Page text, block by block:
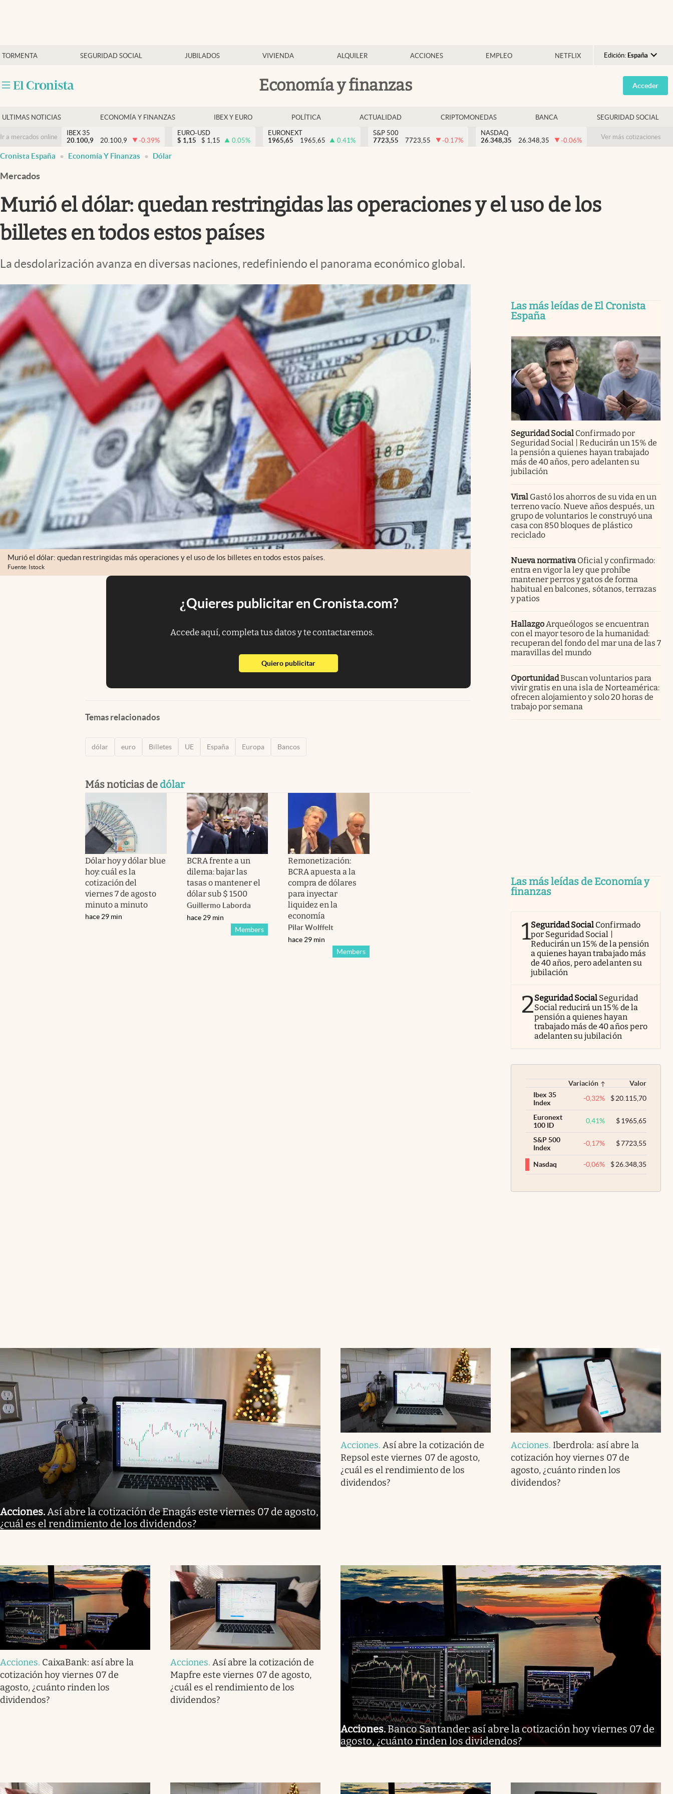
TORMENTA SEGURIDAD SOCIAL JUBILADOS VIVIENDA ALQUILER ACCIONES EMPLEO NETFLIX Edición: España
Argentina
España
USA
Colombia
Economía y finanzas
Economía y finanzas
Criptomonedas
Acceder
ULTIMAS NOTICIAS ECONOMÍA Y FINANZAS IBEX Y EURO POLÍTICA ACTUALIDAD CRIPTOMONEDAS BANCA SEGURIDAD SOCIAL
Ir a mercados online
IBEX 35
20.100,9
20.100,9 -0.39%
EURO-USD
$ 1,15 $ 1,15 0.05%
EURONEXT
1965,65
1965,65 0.41%
S&P 500
7723,55
7723,55 -0.17%
NASDAQ
26.348,35
26.348,35 -0.06% Ver más cotizaciones
Cronista España Economía Y Finanzas Dólar
Mercados
Murió el dólar: quedan restringidas las operaciones y el uso de los
billetes en todos estos países
La desdolarización avanza en diversas naciones, redefiniendo el panorama económico global.
Murió el dólar: quedan restringidas más operaciones y el uso de los billetes en todos estos países.
Fuente: Istock
¿Quieres publicitar en Cronista.com?
Accede aquí, completa tus datos y te contactaremos.
Quiero publicitarabre en nueva pestaña
Temas relacionados
dólar euro Billetes UE España Europa Bancos
Más noticias de dólar
Dólar hoy y dólar blue
hoy: cuál es la
cotización del
viernes 7 de agosto
minuto a minuto
hace 29 min
BCRA frente a un
dilema: bajar las
tasas o mantener el
dólar sub $ 1500
Guillermo Laborda
Members
hace 29 min
Remonetización:
BCRA apuesta a la
compra de dólares
para inyectar
liquidez en la
economía
Pilar Wolffelt
Members
hace 29 min
Las más leídas de El Cronista
España
Seguridad Social Confirmado por
Seguridad Social | Reducirán un 15% de
la pensión a quienes hayan trabajado
más de 40 años, pero adelanten su
jubilación
Viral Gastó los ahorros de su vida en un
terreno vacío. Nueve años después, un
grupo de voluntarios le construyó una
casa con 850 bloques de plástico
reciclado
Nueva normativa Oficial y confirmado:
entra en vigor la ley que prohíbe
mantener perros y gatos de forma
habitual en balcones, sótanos, terrazas
y patios
HallazgoArqueólogos se encuentran
con el mayor tesoro de la humanidad:
recuperan del fondo del mar una de las 7
maravillas del mundo
OportunidadBuscan voluntarios para
vivir gratis en una isla de Norteamérica:
ofrecen alojamiento y solo 20 horas de
trabajo por semana
Las más leídas de Economía y
finanzas
1Seguridad Social Confirmado
por Seguridad Social |
Reducirán un 15% de la pensión
a quienes hayan trabajado más
de 40 años, pero adelanten su
jubilación
2Seguridad Social Seguridad
Social reducirá un 15% de la
pensión a quienes hayan
trabajado más de 40 años pero
adelanten su jubilación
Variación
Valor
Ibex 35
Index
-0,32% $20.115,70
Euronext
100 ID
0,41% $1965,65
S&P 500
Index
-0,17% $7723,55
Nasdaq -0,06% $26.348,35
Acciones.Así abre la cotización de Enagás este viernes 07 de agosto,
¿cuál es el rendimiento de los dividendos?
Acciones.Así abre la cotización de
Repsol este viernes 07 de agosto,
¿cuál es el rendimiento de los
dividendos?
Acciones. Iberdrola: así abre la
cotización hoy viernes 07 de
agosto, ¿cuánto rinden los
dividendos?
Acciones. CaixaBank: así abre la
cotización hoy viernes 07 de
agosto, ¿cuánto rinden los
dividendos?
Acciones.Así abre la cotización de
Mapfre este viernes 07 de agosto,
¿cuál es el rendimiento de los
dividendos?
Acciones.Banco Santander: así abre la cotización hoy viernes 07 de
agosto, ¿cuánto rinden los dividendos?